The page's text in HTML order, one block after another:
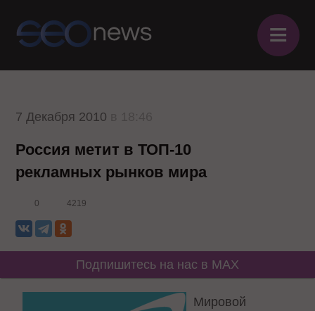
≡
7 Декабря 2010
Россия метит в ТОП-10
рекламных рынков мира
0 4219
Подпишитесь на нас в MAX
Мировой